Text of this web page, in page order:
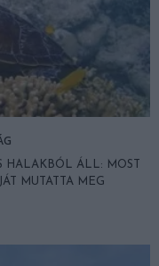
HALAKBÓL ÁLL: MOST
MUTATTA MEG